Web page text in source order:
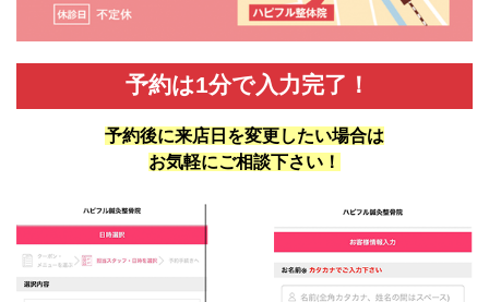
予約は1分で入力完了！
予約後に来店日を変更したい場合は
お気軽にご相談下さい！